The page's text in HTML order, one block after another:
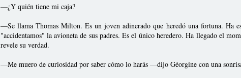
—¿Y quién tiene mi caja?
—Se llama Thomas Milton. Es un joven adinerado que heredó una fortuna. Ha
"accidentamos" la avioneta de sus padres. Es el único heredero. Ha llegado el
revele su verdad.
—Me muero de curiosidad por saber cómo lo harás —dijo Géorgine con una